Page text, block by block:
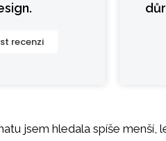
recenzi
jsem hledala spíše menší,